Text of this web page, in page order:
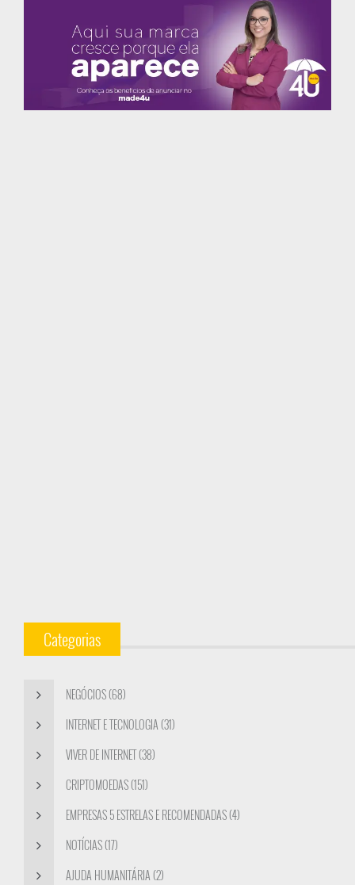
Categorias
NEGÓCIOS (68)
INTERNET E TECNOLOGIA (31)
VIVER DE INTERNET (38)
CRIPTOMOEDAS (151)
EMPRESAS 5 ESTRELAS E RECOMENDADAS (4)
NOTÍCIAS (17)
AJUDA HUMANITÁRIA (2)